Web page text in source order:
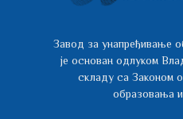
Завод за унапређивање
је основан одлуком
складу са Законом
образовања